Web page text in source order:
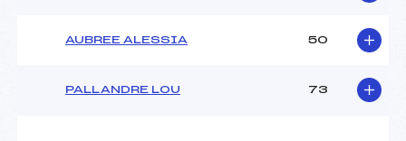
AUBREE ALESSIA 50
PALLANDRE LOU 73